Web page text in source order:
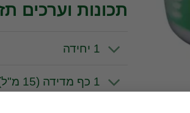
תכונות וערכים
1 יחידה
1 כף מדידה (15 מ"ל)